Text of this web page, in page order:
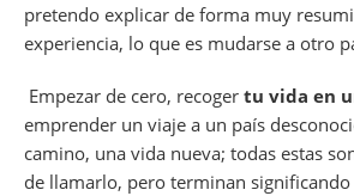
pretendo explicar de forma muy
experiencia, lo que es mudarse a otro
Empezar de cero, recoger tu vida en
emprender un viaje a un país
camino, una vida nueva; todas estas
de llamarlo, pero terminan